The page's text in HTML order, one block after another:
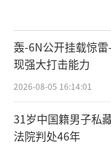
轰-6N公开挂载惊
现强大打击能力
2026-08-05 16:14:01
31岁中国籍男子私
法院判处46年